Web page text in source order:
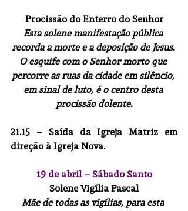
Procissão do Enterro do Senhor
Esta solene manifestação pública
recorda a morte e a deposição de Jesus.
O esquife com o Senhor morto que
percorre as ruas da cidade em silêncio,
em sinal de luto, é o centro desta
procissão dolente.
21.15 – Saída da Igreja Matriz em
direção à Igreja Nova.
19 de abril – Sábado Santo
Solene Vigília Pascal
Mãe de todas as vigílias, para esta